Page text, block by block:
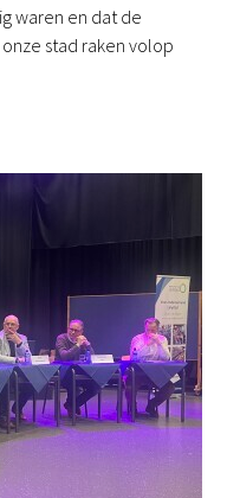
waren en dat de
stad raken volop